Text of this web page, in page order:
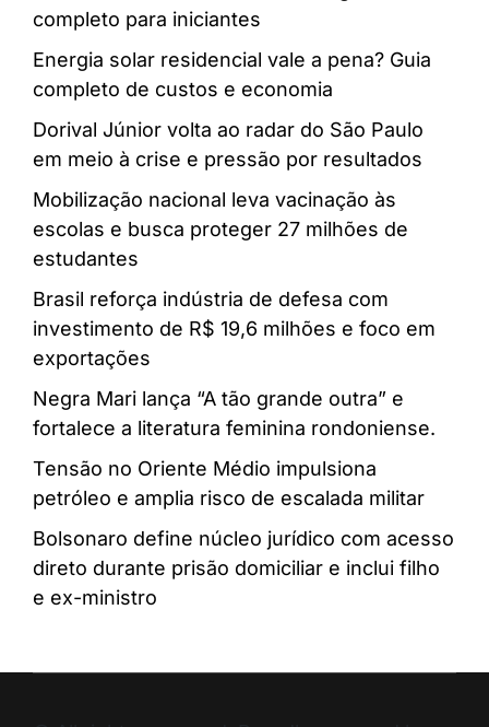
completo para iniciantes
Energia solar residencial vale a pena? Guia
completo de custos e economia
Dorival Júnior volta ao radar do São Paulo
em meio à crise e pressão por resultados
Mobilização nacional leva vacinação às
escolas e busca proteger 27 milhões de
estudantes
Brasil reforça indústria de defesa com
investimento de R$ 19,6 milhões e foco em
exportações
Negra Mari lança “A tão grande outra” e
fortalece a literatura feminina rondoniense.
Tensão no Oriente Médio impulsiona
petróleo e amplia risco de escalada militar
Bolsonaro define núcleo jurídico com acesso
direto durante prisão domiciliar e inclui filho
e ex-ministro